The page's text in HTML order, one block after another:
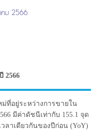
ม 2566
2566
ยู่ระหว่างการขายใน
มีค่าดัชนีเท่ากับ 155.1 จุด
ลาเดียวกันของปีก่อน (YoY)